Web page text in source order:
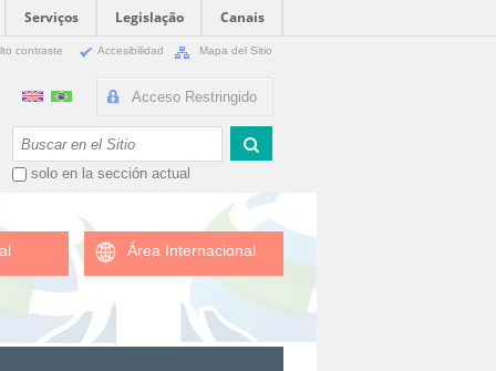
Serviços Legislação
Canais
contraste Accesibilidad Mapa del Sitio
Acceso Restringido
solo en la sección actual
Área Internacional